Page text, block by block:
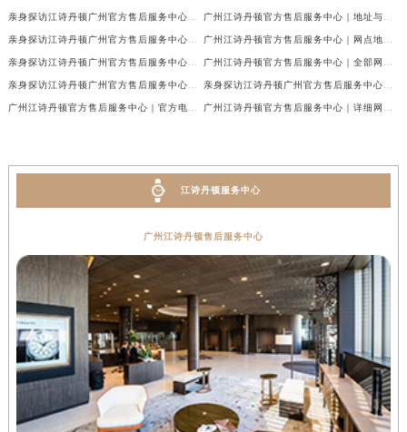
江诗丹顿服务中心
广州江诗丹顿售后服务中心